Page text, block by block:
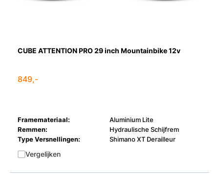
CUBE ATTENTION PRO 29 inch Mountainbike 12v
849,-
Framemateriaal:
Aluminium Lite
Remmen:
Hydraulische Schijfrem
Type Versnellingen:
Shimano XT Derailleur
Vergelijken